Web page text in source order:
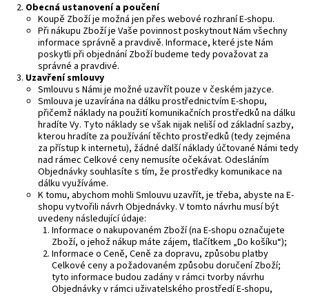
Obecná ustanovení a poučení
Koupě Zboží je možná jen přes webové rozhraní E-shopu.
Při nákupu Zboží je Vaše povinnost poskytnout Nám všechny
informace správně a pravdivě. Informace, které jste Nám
poskytli při objednání Zboží budeme tedy považovat za
správné a pravdivé.
Uzavření smlouvy
Smlouvu s Námi je možné uzavřít pouze v českém jazyce.
Smlouva je uzavírána na dálku prostřednictvím E-shopu,
přičemž náklady na použití komunikačních prostředků na dálku
hradíte Vy. Tyto náklady se však nijak neliší od základní sazby,
kterou hradíte za používání těchto prostředků (tedy zejména
za přístup k internetu), žádné další náklady účtované Námi tedy
nad rámec Celkové ceny nemusíte očekávat. Odesláním
Objednávky souhlasíte s tím, že prostředky komunikace na
dálku využíváme.
K tomu, abychom mohli Smlouvu uzavřít, je třeba, abyste na E-
shopu vytvořili návrh Objednávky. V tomto návrhu musí být
uvedeny následující údaje:
Informace o nakupovaném Zboží (na E-shopu označujete
Zboží, o jehož nákup máte zájem, tlačítkem „Do košíku“);
Informace o Ceně, Ceně za dopravu, způsobu platby
Celkové ceny a požadovaném způsobu doručení Zboží;
tyto informace budou zadány v rámci tvorby návrhu
Objednávky v rámci uživatelského prostředí E-shopu,